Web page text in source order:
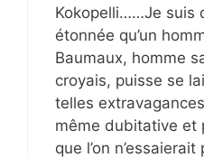
Kokopelli……Je suis
étonnée qu’un
Baumaux, homme
croyais, puisse se
telles
même dubitative et
que l’on